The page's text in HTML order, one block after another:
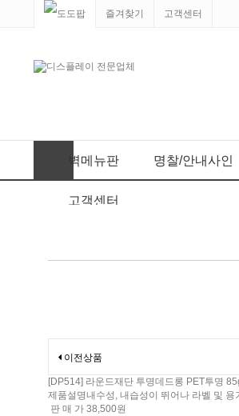
즐겨찾기 고객센터
벽메뉴판 명찰/안내사인
고객센터
이전상품
[DP514] 라운드재단 투명데드롱 PET투명
제품설명내수성, 내습성이 뛰어나 라벨 및
판 매 가 38,500원